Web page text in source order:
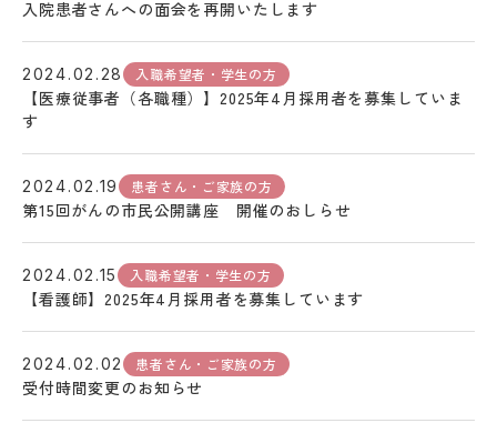
入院患者さんへの面会を再開いたします
2024.02.28 入職希望者・学生の方
【医療従事者（各職種）】2025年4月採用者を募集していま
す
2024.02.19 患者さん・ご家族の方
第15回がんの市民公開講座 開催のおしらせ
2024.02.15 入職希望者・学生の方
【看護師】2025年4月採用者を募集しています
2024.02.02 患者さん・ご家族の方
受付時間変更のお知らせ